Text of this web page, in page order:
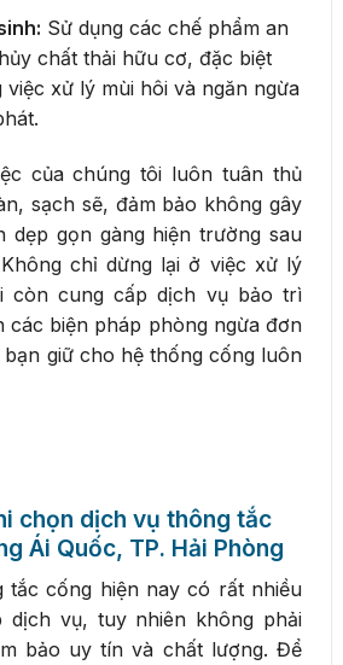
Sử dụng các chế phẩm an
chất thải hữu cơ, đặc biệt
việc xử lý mùi hôi và ngăn ngừa
của chúng tôi luôn tuân thủ
sạch sẽ, đảm bảo không gây
dẹp gọn gàng hiện trường sau
chỉ dừng lại ở việc xử lý
còn cung cấp dịch vụ bảo trì
các biện pháp phòng ngừa đơn
bạn giữ cho hệ thống cống luôn
chọn dịch vụ thông tắc
Ái Quốc, TP. Hải Phòng
tắc cống hiện nay có rất nhiều
dịch vụ, tuy nhiên không phải
bảo uy tín và chất lượng. Để